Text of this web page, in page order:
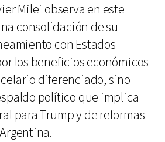
Milei observa en este
consolidación de su
con Estados
los beneficios económicos
diferenciado, sino
político que implica
para Trump y de reformas